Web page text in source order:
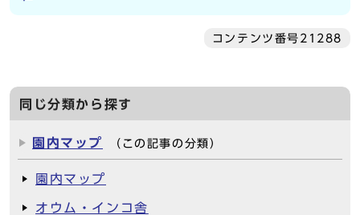
コンテンツ番号21288
同じ分類から探す
園内マップ （この記事の分類）
園内マップ
オウム・インコ舎